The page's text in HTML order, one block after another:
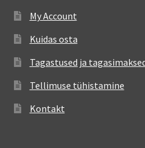
My Account
Kuidas osta
Tagastused ja
Tellimuse tühistamine
Kontakt